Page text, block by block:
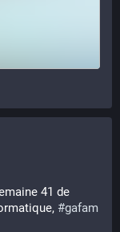
41 de
#gafam